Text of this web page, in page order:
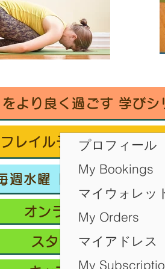
をより良く過ごす 学び
フレイル予防ヨガ養成講
週水曜「波音サンライ
オンラインクラス/ご
スタジオ予約/体験の
プロフィール
My Bookings
マイウォレッ
My Orders
マイアドレス
My